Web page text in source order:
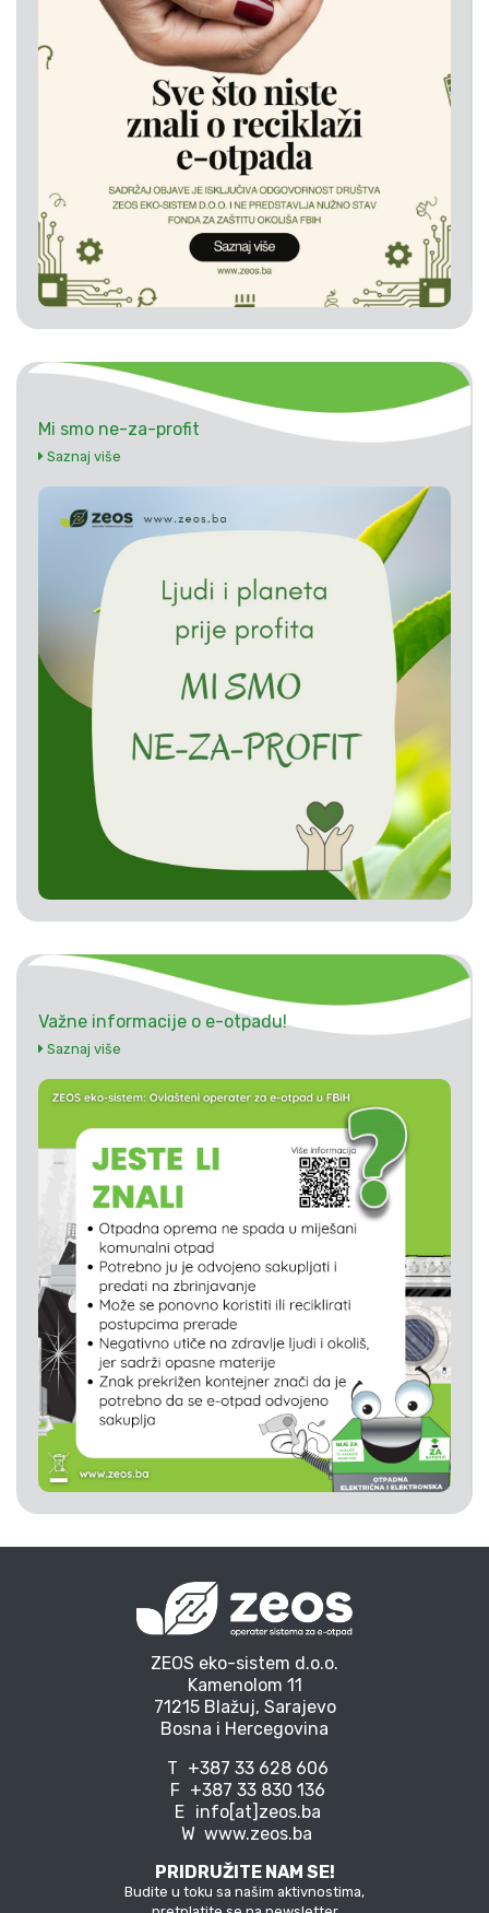
Mi smo ne-za-profit
Saznaj više
Važne informacije o e-otpadu!
Saznaj više
ZEOS eko-sistem d.o.o.
Kamenolom 11
71215 Blažuj, Sarajevo
Bosna i Hercegovina
T +387 33 628 606
F +387 33 830 136
E info[at]zeos.ba
W www.zeos.ba
PRIDRUŽITE NAM SE!
Budite u toku sa našim aktivnostima,